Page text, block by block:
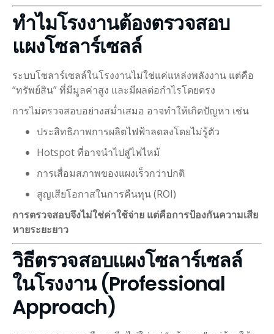
ทำไมโรงงานต้องตรวจสอบ
แผงโซลาร์เซลล์
ระบบโซลาร์เซลล์ในโรงงานไม่ใช่แค่แหล่งพลังงาน แต่คือ
“ทรัพย์สิน” ที่มีมูลค่าสูง และมีผลต่อกำไรโดยตรง
การไม่ตรวจสอบอย่างสม่ำเสมอ อาจทำให้เกิดปัญหา เช่น
ประสิทธิภาพการผลิตไฟฟ้าลดลงโดยไม่รู้ตัว
Hotspot ที่อาจนำไปสู่ไฟไหม้
การเสื่อมสภาพของแผงเร็วกว่าปกติ
สูญเสียโอกาสในการคืนทุน (ROI)
การตรวจสอบจึงไม่ใช่ค่าใช้จ่าย แต่คือการป้องกันความเสีย
หายระยะยาว
วิธีตรวจสอบแผงโซลาร์เซลล์
ในโรงงาน (Professional
Approach)